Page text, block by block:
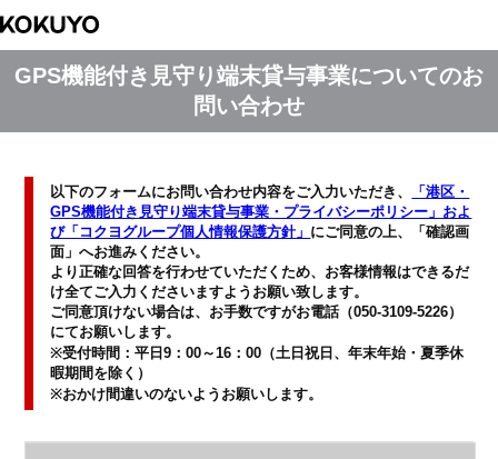
GPS機能付き見守り端末貸与事業についてのお
問い合わせ
以下のフォームにお問い合わせ内容をご入力いただき、
「港区・
GPS機能付き見守り端末貸与事業・プライバシーポリシー」およ
び「コクヨグループ個人情報保護方針」 にご同意の上、「確認画
面」へお進みください。
より正確な回答を行わせていただくため、お客様情報はできるだ
け全てご入力くださいますようお願い致します。
ご同意頂けない場合は、お手数ですがお電話（050‐3109‐5226）
にてお願いします。
※受付時間：平日9：00～16：00（土日祝日、年末年始・夏季休
暇期間を除く）
※おかけ間違いのないようお願いします。